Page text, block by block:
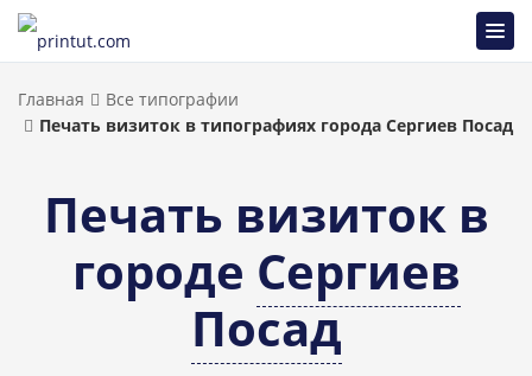
Главная
Все типографии
Печать визиток в типографиях города Сергиев Посад
Печать визиток в
городе Сергиев
Посад